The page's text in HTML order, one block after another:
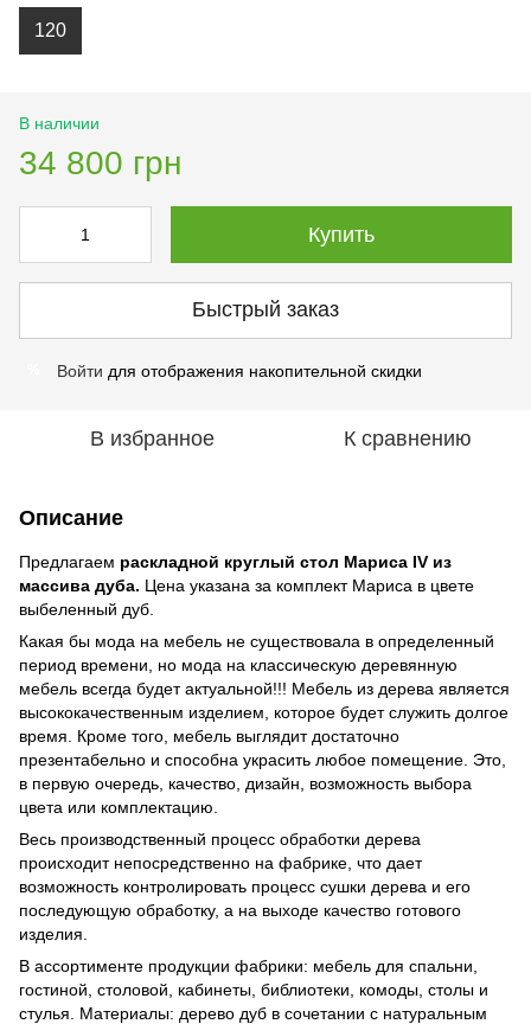
120
В наличии
34 800 грн
Купить
Быстрый заказ
Войти для отображения накопительной скидки
В избранное К сравнению
Описание
Предлагаем раскладной круглый стол Мариса IV из
массива дуба. Цена указана за комплект Мариса в цвете
выбеленный дуб.
Какая бы мода на мебель не существовала в определенный
период времени, но мода на классическую деревянную
мебель всегда будет актуальной!!! Мебель из дерева является
высококачественным изделием, которое будет служить долгое
время. Кроме того, мебель выглядит достаточно
презентабельно и способна украсить любое помещение. Это,
в первую очередь, качество, дизайн, возможность выбора
цвета или комплектацию.
Весь производственный процесс обработки дерева
происходит непосредственно на фабрике, что дает
возможность контролировать процесс сушки дерева и его
последующую обработку, а на выходе качество готового
изделия.
В ассортименте продукции фабрики: мебель для спальни,
гостиной, столовой, кабинеты, библиотеки, комоды, столы и
стулья. Материалы: дерево дуб в сочетании с натуральным